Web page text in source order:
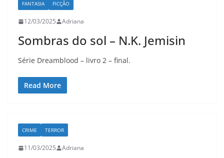
FANTASIA FICÇÃO
12/03/2025 Adriana
Sombras do sol – N.K. Jemisin
Série Dreamblood – livro 2 – final.
Read More
CRIME TERROR
11/03/2025 Adriana